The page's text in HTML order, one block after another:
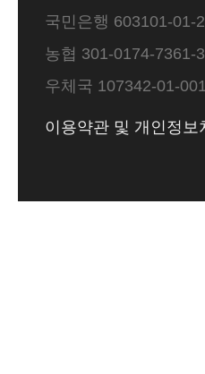
국민은행 603101-01-
농협 301-0174-7361-
우체국 107342-01-
이용약관 및 개인정보